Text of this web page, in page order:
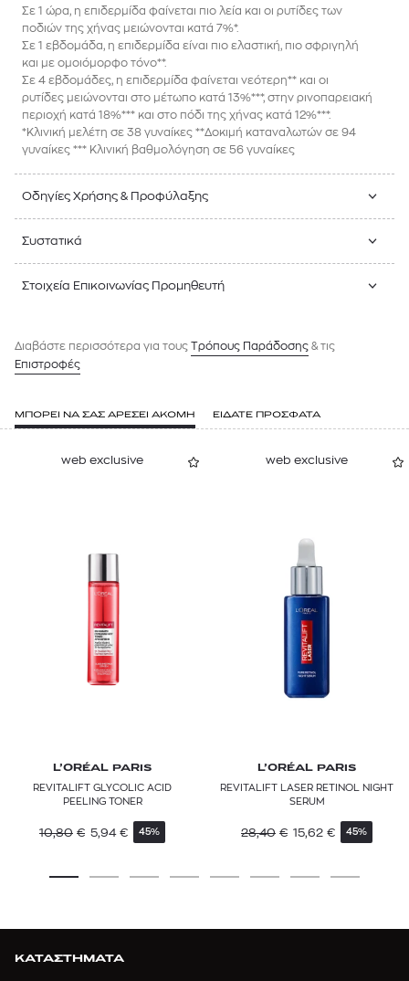
Σε 1 ώρα, η επιδερμίδα φαίνεται πιο λεία και οι ρυτίδες των
ποδιών της χήνας μειώνονται κατά 7%*.
Σε 1 εβδομάδα, η επιδερμίδα είναι πιο ελαστική, πιο σφριγηλή
και με ομοιόμορφο τόνο**.
Σε 4 εβδομάδες, η επιδερμίδα φαίνεται νεότερη** και οι
ρυτίδες μειώνονται στο μέτωπο κατά 13%***, στην ρινοπαρειακή
περιοχή κατά 18%*** και στο πόδι της χήνας κατά 12%***.
*Κλινική μελέτη σε 38 γυναίκες **Δοκιμή καταναλωτών σε 94
γυναίκες *** Κλινική βαθμολόγηση σε 56 γυναίκες
Οδηγίες Χρήσης & Προφύλαξης
Συστατικά
Στοιχεία Επικοινωνίας Προμηθευτή
Διαβάστε περισσότερα για τους Tρόπους Παράδοσης & τις
Επιστροφές
ΜΠΟΡΕΙ ΝΑ ΣΑΣ ΑΡΕΣΕΙ ΑΚΟΜΗ ΕΙΔΑΤΕ ΠΡΟΣΦΑΤΑ
web exclusive
L’ORÉAL PARIS
REVITALIFT GLYCOLIC ACID
PEELING TONER
10,80 € 5,94 € 45%
web exclusive
L’ORÉAL PARIS
REVITALIFT LASER RETINOL NIGHT
SERUM
28,40 € 15,62 € 45%
ΚΑΤΑΣΤΗΜΑΤΑ